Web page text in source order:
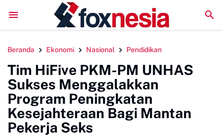
LPM Penalaran UNM Gelar Sidang Pleno, Evaluasi Kinerja
Beranda Ekonomi Nasional Pendidikan
Tim HiFive PKM-PM UNHAS
Sukses Menggalakkan
Program Peningkatan
Kesejahteraan Bagi Mantan
Pekerja Seks